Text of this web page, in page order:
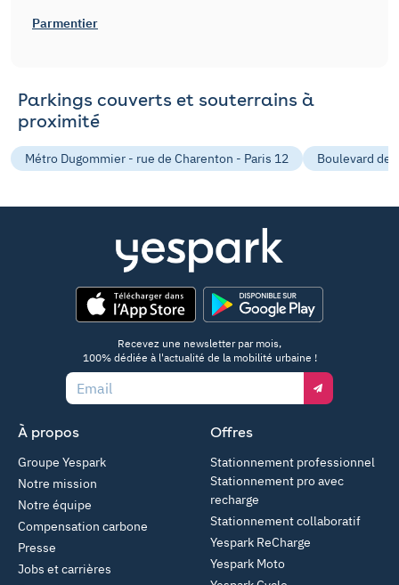
Parmentier
Parkings couverts et souterrains à
proximité
Métro Dugommier - rue de Charenton - Paris 12 Boulevard de
Recevez une newsletter par mois,
100% dédiée à l'actualité de la mobilité urbaine !
À propos
Groupe Yespark
Notre mission
Notre équipe
Compensation carbone
Presse
Jobs et carrières
Offres
Stationnement professionnel
Stationnement pro avec
recharge
Stationnement collaboratif
Yespark ReCharge
Yespark Moto